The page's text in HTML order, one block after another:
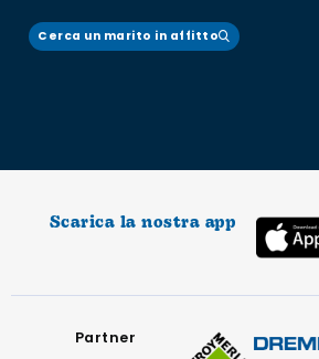
Cerca un marito in affitto
Scarica la nostra app
Partner